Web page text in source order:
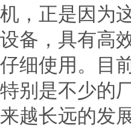
机，正是因为
设备，具有高
仔细使用。目
特别是不少的
来越长远的发